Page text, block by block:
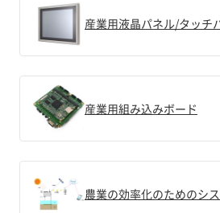
産業用液晶パネル/タッチ
産業用組み込みボード
農業の効率化のためのシ